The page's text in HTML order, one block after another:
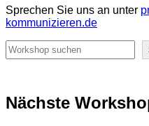
Sprechen Sie uns an unter
kommunizieren.de
Suchen
Nächste